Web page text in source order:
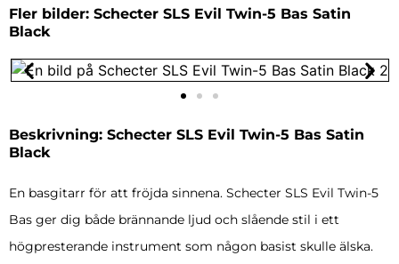
Fler bilder: Schecter SLS Evil Twin-5 Bas Satin
Black
Beskrivning: Schecter SLS Evil Twin-5 Bas Satin
Black
En basgitarr för att fröjda sinnena. Schecter SLS Evil Twin-5
Bas ger dig både brännande ljud och slående stil i ett
högpresterande instrument som någon basist skulle älska.